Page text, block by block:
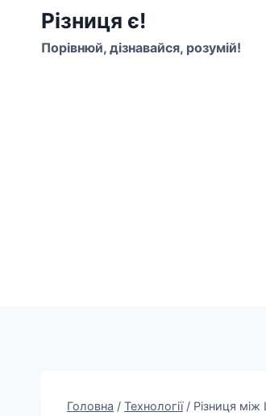
Перейти
вмісту
Різниця є!
Порівнюй, дізнавайся, розумій!
Головна / Технології / Різниця